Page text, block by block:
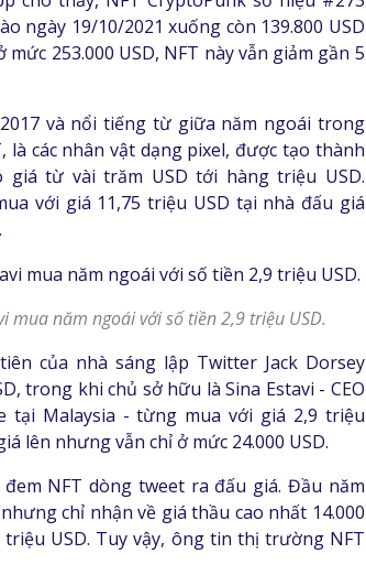
ngày 19/10/2021 xuống còn 139.800 USD
253.000 USD, NFT này vẫn giảm gần 5
và nổi tiếng từ giữa năm ngoái trong
là các nhân vật dạng pixel, được tạo thành
giá từ vài trăm USD tới hàng triệu USD.
với giá 11,75 triệu USD tại nhà đấu giá
mua năm ngoái với số tiền 2,9 triệu USD.
của nhà sáng lập Twitter Jack Dorsey
trong khi chủ sở hữu là Sina Estavi - CEO
tại Malaysia - từng mua với giá 2,9 triệu
lên nhưng vẫn chỉ ở mức 24.000 USD.
NFT dòng tweet ra đấu giá. Đầu năm
chỉ nhận về giá thầu cao nhất 14.000
USD. Tuy vậy, ông tin thị trường NFT